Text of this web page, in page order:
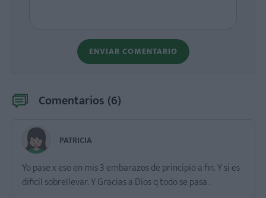
ENVIAR COMENTARIO
Comentarios (6)
PATRICIA
Yo pase x eso en mis 3 embarazos de principio a fin. Y si es
dificil sobrellevar. Y Gracias a Dios q todo se pasa .